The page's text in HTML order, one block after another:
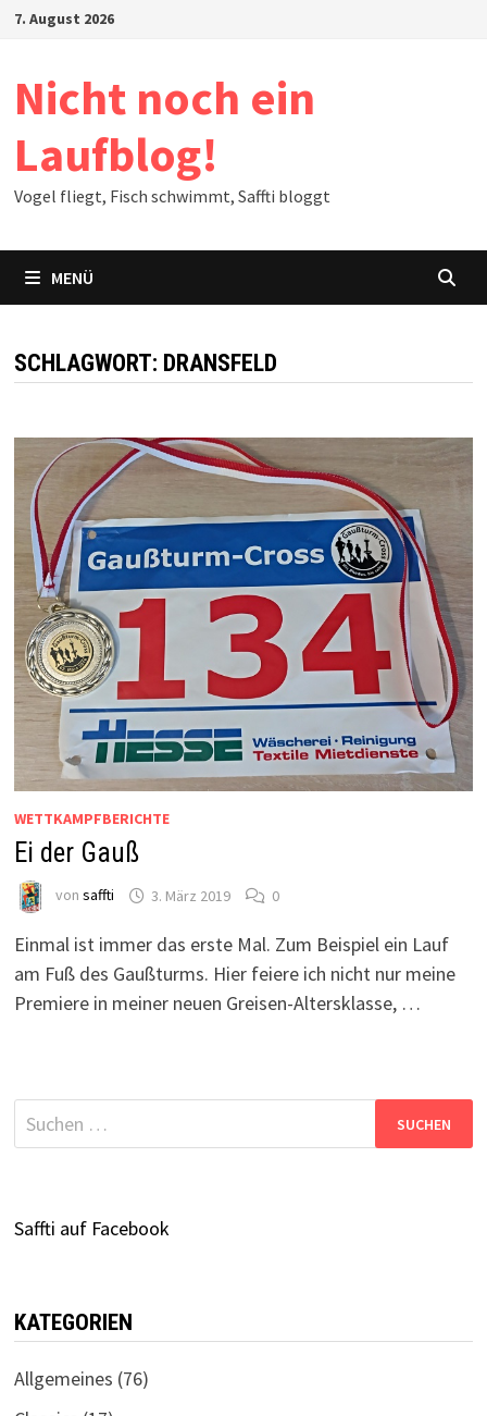
Zum7. August 2026
Nicht noch ein
Laufblog!
Vogel fliegt, Fisch schwimmt, Saffti bloggt
MENÜ
SCHLAGWORT: DRANSFELD
WETTKAMPFBERICHTE
Ei der Gauß
von saffti 3. März 2019 0
Einmal ist immer das erste Mal. Zum Beispiel ein Lauf
am Fuß des Gaußturms. Hier feiere ich nicht nur meine
Premiere in meiner neuen Greisen-Altersklasse, …
Suchen
nach:
Saffti auf Facebook
KATEGORIEN
Allgemeines (76)